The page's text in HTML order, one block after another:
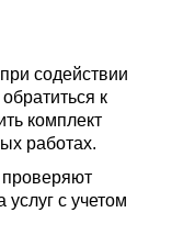
содействии
к
комплект
работах.
с учетом